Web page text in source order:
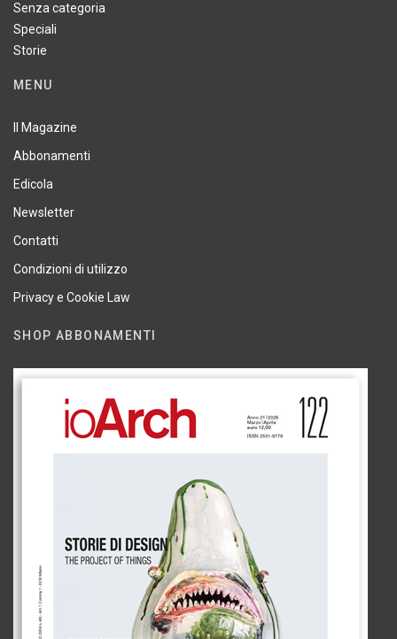
Senza categoria
Speciali
Storie
MENU
Il Magazine
Abbonamenti
Edicola
Newsletter
Contatti
Condizioni di utilizzo
Privacy e Cookie Law
SHOP ABBONAMENTI